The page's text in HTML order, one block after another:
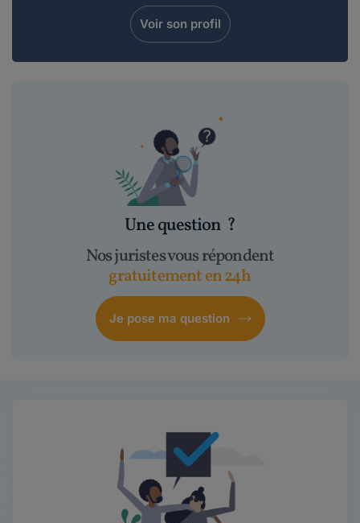
Voir son profil
Une question ?
Nos juristes vous répondent
gratuitement en 24h
Je pose ma question